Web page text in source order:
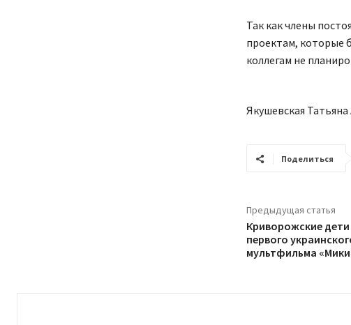
Так как члены
проектам, которые
коллегам не
Якушевская
Поделиться
Предыдущая статья
Криворожские дети
первого
мультфильма